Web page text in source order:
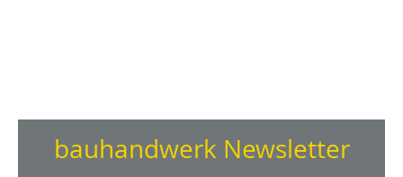
bauhandwerk Newsletter